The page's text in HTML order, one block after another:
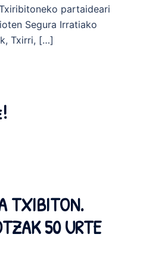
partaideari
Segura Irratiako
Txirri, […]
TXIBITON.
50 URTE